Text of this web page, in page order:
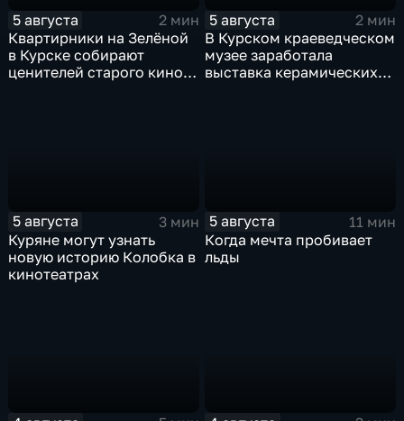
5 августа
2 мин
Квартирники на Зелёной
в Курске собирают
ценителей старого кино
5 августа
2 мин
В Курском краеведческом
музее заработала
выставка керамических
5 августа
3 мин
Куряне могут узнать
новую историю Колобка в
кинотеатрах
5 августа
11 мин
Когда мечта пробивает
льды